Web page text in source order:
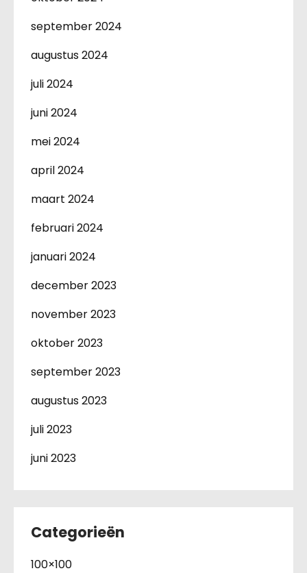
september 2024
augustus 2024
juli 2024
juni 2024
mei 2024
april 2024
maart 2024
februari 2024
januari 2024
december 2023
november 2023
oktober 2023
september 2023
augustus 2023
juli 2023
juni 2023
Categorieën
100×100